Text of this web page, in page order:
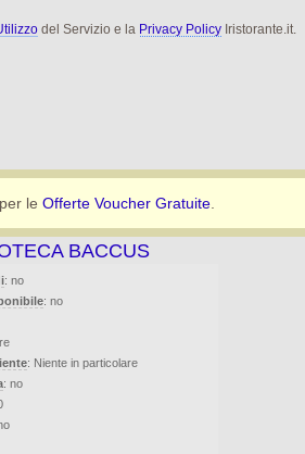
del Servizio e la Privacy PolicyIristorante.it.
per le Offerte Voucher Gratuite
BACCUS
: no
: no
: Niente in particolare
: no